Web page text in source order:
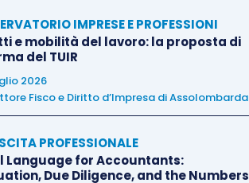
IMPRESE E PROFESSIONI
e mobilità del lavoro: la proposta di
del TUIR
2026
Fisco e Diritto d’Impresa di Assolombarda
PROFESSIONALE
Language for Accountants:
Due Diligence, and the Numbers